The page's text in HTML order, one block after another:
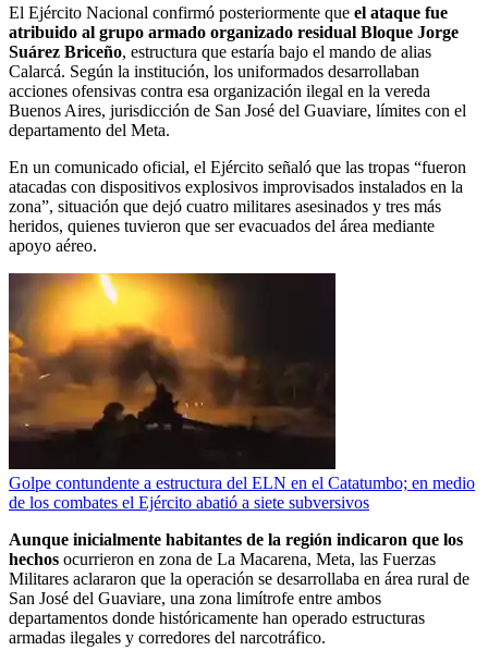
El Ejército Nacional confirmó posteriormente que el ataque fue
atribuido al grupo armado organizado residual Bloque Jorge
Suárez Briceño, estructura que estaría bajo el mando de alias
Calarcá. Según la institución, los uniformados desarrollaban
acciones ofensivas contra esa organización ilegal en la vereda
Buenos Aires, jurisdicción de San José del Guaviare, límites con el
departamento del Meta.
En un comunicado oficial, el Ejército señaló que las tropas “fueron
atacadas con dispositivos explosivos improvisados instalados en la
zona”, situación que dejó cuatro militares asesinados y tres más
heridos, quienes tuvieron que ser evacuados del área mediante
apoyo aéreo.
Golpe contundente a estructura del ELN en el Catatumbo; en medio
de los combates el Ejército abatió a siete subversivos
Aunque inicialmente habitantes de la región indicaron que los
hechos ocurrieron en zona de La Macarena, Meta, las Fuerzas
Militares aclararon que la operación se desarrollaba en área rural de
San José del Guaviare, una zona limítrofe entre ambos
departamentos donde históricamente han operado estructuras
armadas ilegales y corredores del narcotráfico.